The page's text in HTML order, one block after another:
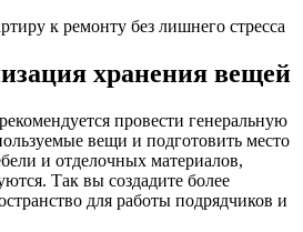
хранения вещей
провести генеральную
вещи и подготовить место
и отделочных материалов,
Так вы создадите более
для работы подрядчиков и